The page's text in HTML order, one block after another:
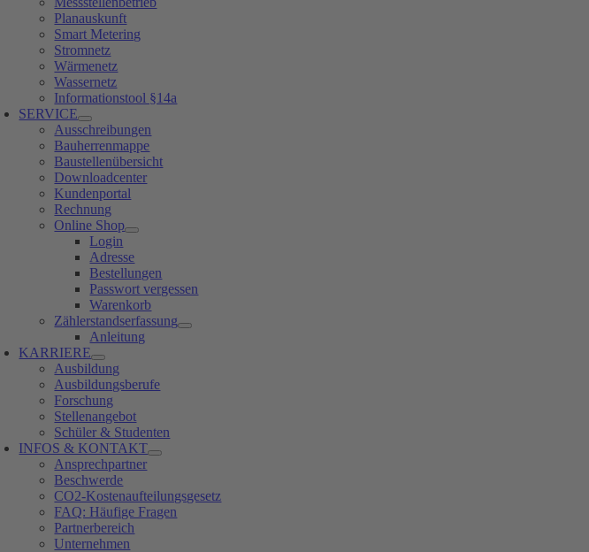
Planauskunft
Smart Metering
Stromnetz
Wärmenetz
Wassernetz
Informationstool §14a
SERVICE
Ausschreibungen
Bauherrenmappe
Baustellenübersicht
Downloadcenter
Kundenportal
Rechnung
Online Shop
Login
Adresse
Bestellungen
Passwort vergessen
Warenkorb
Zählerstandserfassung
Anleitung
KARRIERE
Ausbildung
Ausbildungsberufe
Forschung
Stellenangebot
Schüler & Studenten
INFOS & KONTAKT
Ansprechpartner
Beschwerde
CO2-Kostenaufteilungsgesetz
FAQ: Häufige Fragen
Partnerbereich
Unternehmen